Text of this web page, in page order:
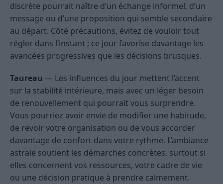
discrète pourrait naître d’un échange informel, d’un
message ou d’une proposition qui semble secondaire
au départ. Côté précautions, évitez de vouloir tout
régler dans l’instant ; ce jour favorise davantage les
avancées progressives que les décisions brusques.
Taureau — Les influences du jour mettent l’accent
sur la stabilité intérieure, mais avec un léger besoin
de renouvellement qui pourrait vous surprendre.
Vous pourriez avoir envie de modifier une habitude,
de revoir votre organisation ou de vous accorder
davantage de confort dans votre rythme. L’ambiance
astrale soutient les démarches concrètes, surtout si
elles concernent vos ressources, votre cadre de vie
ou une décision pratique à prendre calmement.